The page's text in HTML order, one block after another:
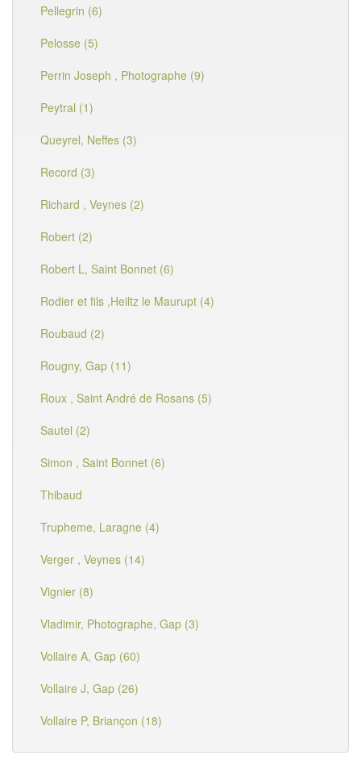
Pellegrin (6)
Pelosse (5)
Perrin Joseph , Photographe (9)
Peytral (1)
Queyrel, Neffes (3)
Record (3)
Richard , Veynes (2)
Robert (2)
Robert L, Saint Bonnet (6)
Rodier et fils ,Heiltz le Maurupt (4)
Roubaud (2)
Rougny, Gap (11)
Roux , Saint André de Rosans (5)
Sautel (2)
Simon , Saint Bonnet (6)
Thibaud
Trupheme, Laragne (4)
Verger , Veynes (14)
Vignier (8)
Vladimir, Photographe, Gap (3)
Vollaire A, Gap (60)
Vollaire J, Gap (26)
Vollaire P, Briançon (18)